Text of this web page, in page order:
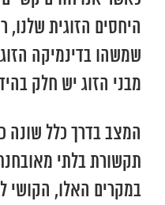
היחסים הזוגית שלנו,
שמשהו בדינמיקה
מבני הזוג יש חלק
המצב בדרך כלל
תקשורת בלתי
במקרים האלו, הקושי